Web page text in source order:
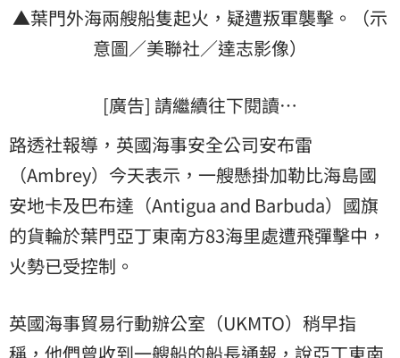
▲葉門外海兩艘船隻起火，疑遭叛軍襲擊。（示
意圖／美聯社／達志影像）
[廣告] 請繼續往下閱讀…
路透社報導，英國海事安全公司安布雷
（Ambrey）今天表示，一艘懸掛加勒比海島國
安地卡及巴布達（Antigua and Barbuda）國旗
的貨輪於葉門亞丁東南方83海里處遭飛彈擊中，
火勢已受控制。
英國海事貿易行動辦公室（UKMTO）稍早指
稱，他們曾收到一艘船的船長通報，說亞丁東南